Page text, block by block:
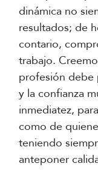
dinámica no
resultados; de
contario,
trabajo.
profesión debe
y la confianza
inmediatez,
como de
teniendo
anteponer